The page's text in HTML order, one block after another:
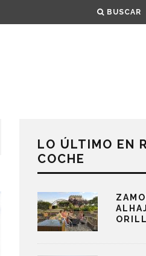
BUSCAR
LO ÚLTIMO EN
COCHE